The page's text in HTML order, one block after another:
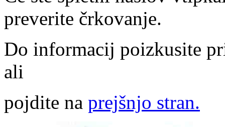
preverite črkovanje.
Do informacij poizkusite
ali
pojdite na prejšnjo stran.